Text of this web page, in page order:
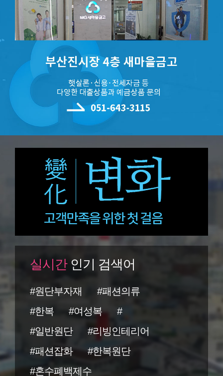
실시간인기 검색어
#원단부자재
#패션의류
#한복
#여성복
#
#일반원단
#리빙인테리어
#패션잡화
#한복원단
#혼수폐백제수